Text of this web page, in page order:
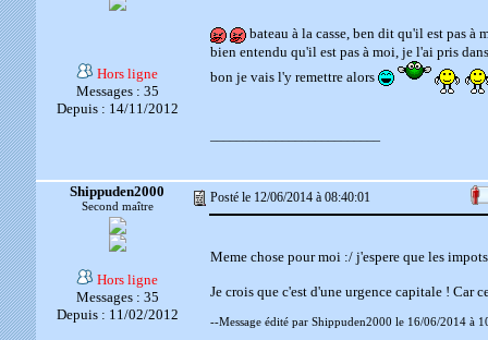
Hors ligne
Messages : 35
Depuis : 14/11/2012
bateau à la casse, ben dit qu'il est pas à
bien entendu qu'il est pas à moi, je l'ai pris
bon je vais l'y remettre alors
Shippuden2000
Second maître
Posté le 12/06/2014 à 08:40:01
Hors ligne
Messages : 35
Depuis : 11/02/2012
Meme chose pour moi :/ j'espere que les
Je crois que c'est d'une urgence capitale ! Car
--Message édité par Shippuden2000 le 16/06/2014 à